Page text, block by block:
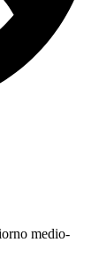
medio-